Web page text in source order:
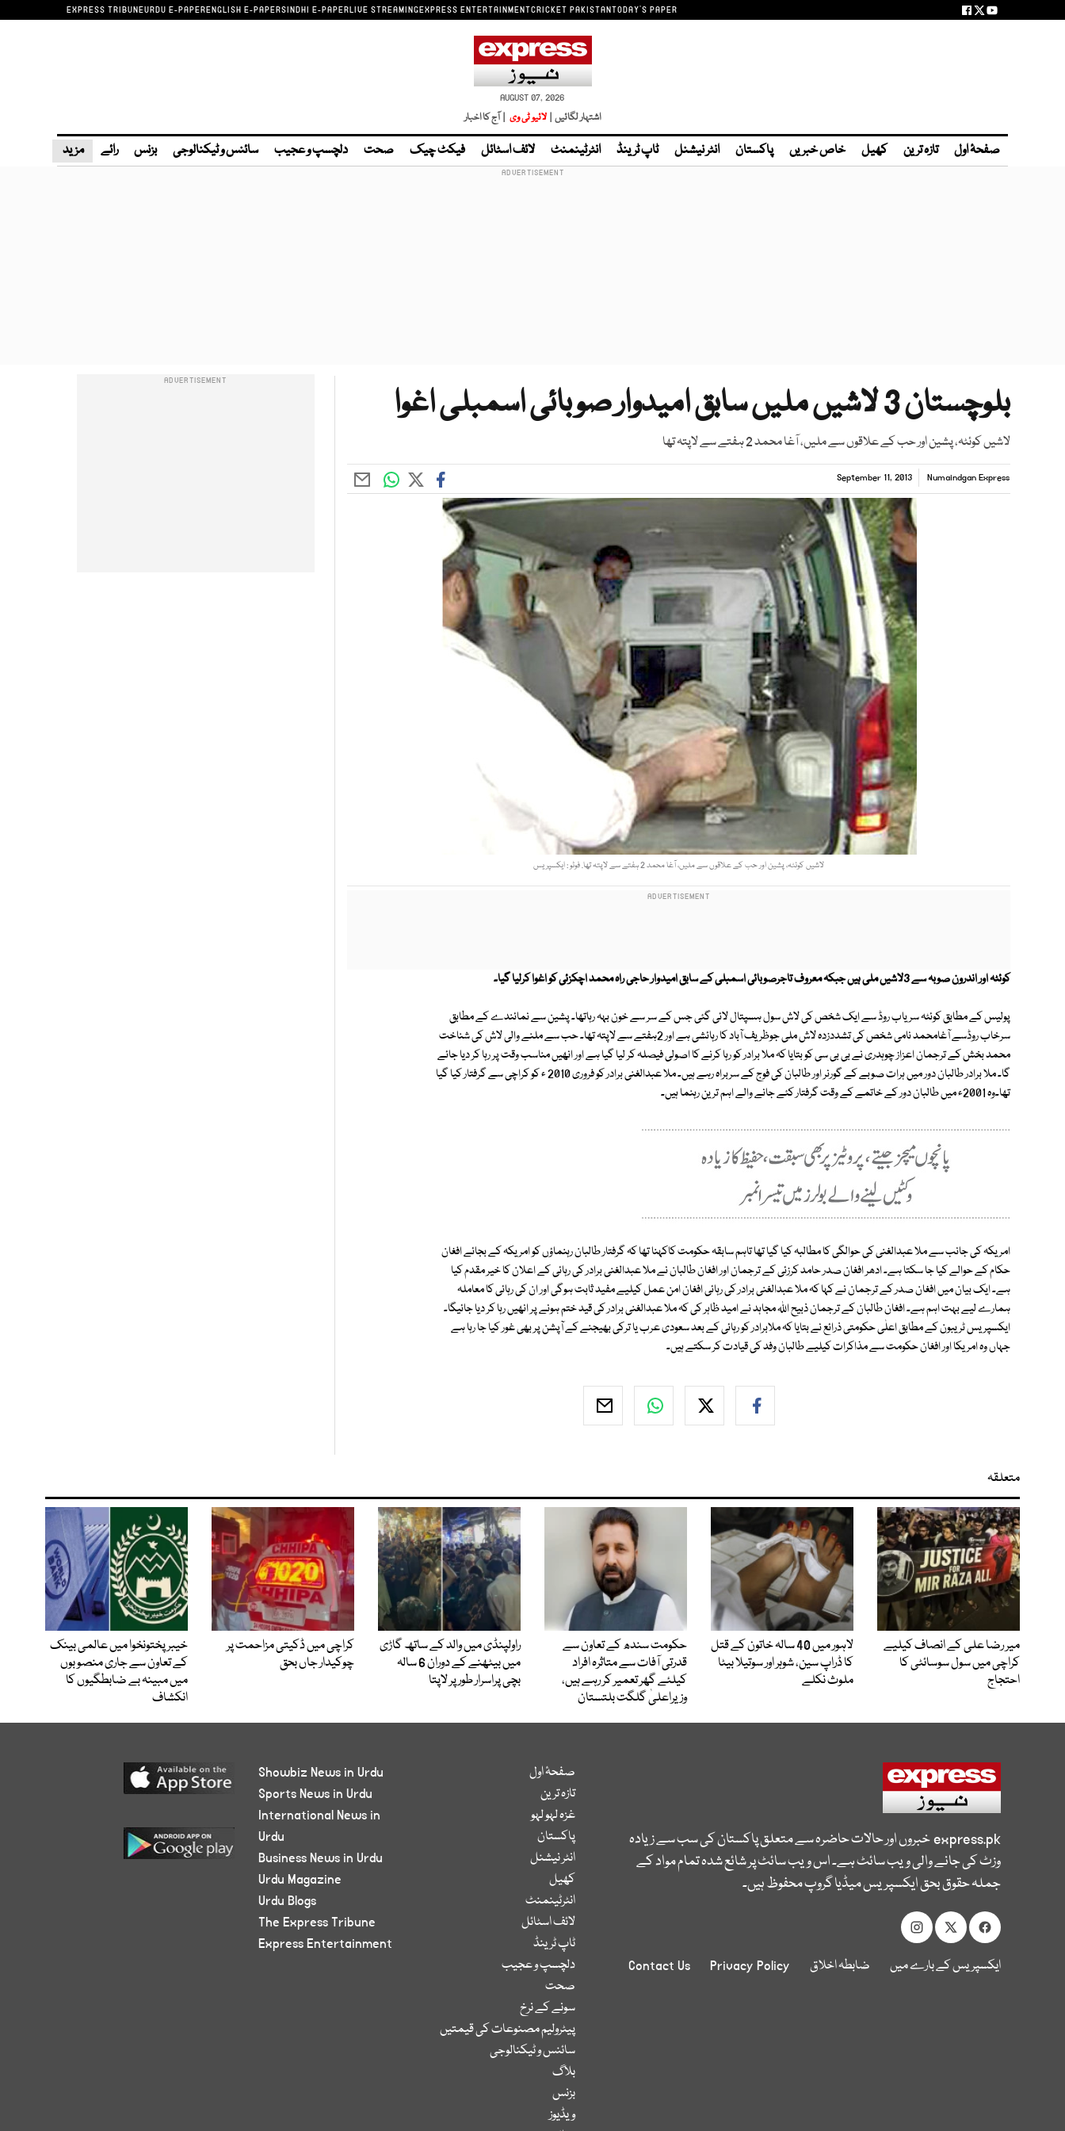
EXPRESS TRIBUNEURDU E-PAPERENGLISH E-PAPERSINDHI E-PAPERLIVE STREAMINGEXPRESS ENTERTAINMENTCRICKET PAKISTANTODAY'S PAPER
AUGUST 07, 2026
اشتہار لگائیں | لائیو ٹی وی | آج کا اخبار
صفحۂ اول تازہ ترین کھیل خاص خبریں پاکستان انٹر نیشنل ٹاپ ٹرینڈ انٹرٹینمنٹ لائف اسٹائل فیکٹ چیک صحت دلچسپ و عجیب سائنس و ٹیکنالوجی بزنس رائے مزید
بلوچستان 3 لاشیں ملیں سابق امیدوار صوبائی اسمبلی اغوا
لاشیں کوئٹہ، پشین اور حب کے علاقوں سے ملیں، آغا محمد 2 ہفتے سے لاپتہ تھا
Numaindgan Express
September 11, 2013
لاشیں کوئٹہ، پشین اور حب کے علاقوں سے ملیں، آغا محمد 2 ہفتے سے لاپتہ تھا. فوٹو : ایکسپریس
کوئٹہ اور اندرون صوبہ سے 3لاشیں ملی ہیں جبکہ معروف تاجرصوبائی اسمبلی کے سابق امیدوار حاجی راہ محمد اچکزئی کو اغوا کرلیا گیا۔
پولیس کے مطابق کوئٹہ سریاب روڈ سے ایک شخص کی لاش سول ہسپتال لائی گئی جس کے سر سے خون بہہ رہاتھا۔ پشین سے نمائندے کے مطابق
سرخاب روڈسے آغامحمد نامی شخص کی تشددزدہ لاش ملی جوظریف آباد کا رہائشی ہے اور 2ہفتے سے لاپتہ تھا۔ حب سے ملنے والی لاش کی شناخت
محمد بخش کے ترجمان اعزاز چوہدری نے بی بی سی کو بتایا کہ ملا برادر کو رہا کرنے کا اصولی فیصلہ کر لیا گیا ہے اور انھیں مناسب وقت پر رہا کر دیا جائے
گا۔ ملا برادر طالبان دور میں ہرات صوبے کے گورنر اور طالبان کی فوج کے سربراہ رہے ہیں۔ ملا عبدالغنی برادر کو فروری 2010 ء کو کراچی سے گرفتار کیا گیا
تھا۔وہ 2001ء میں طالبان دور کے خاتمے کے وقت گرفتار کئے جانے والے اہم ترین رہنما ہیں۔
امریکہ کی جانب سے ملا عبدالغنی کی حوالگی کا مطالبہ کیا گیا تھا تاہم سابقہ حکومت کاکہنا تھا کہ گرفتار طالبان رہنماؤں کو امریکہ کے بجائے افغان
حکام کے حوالے کیا جا سکتا ہے۔ ادھر افغان صدر حامد کرزئی کے ترجمان اور افغان طالبان نے ملا عبدالغنی برادر کی رہائی کے اعلان کا خیر مقدم کیا
ہے۔ ایک بیان میں افغان صدر کے ترجمان نے کہا کہ ملا عبدالغنی برادر کی رہائی افغان امن عمل کیلیے مفید ثابت ہوگی اور ان کی رہائی کا معاملہ
ہمارے لیے بہت اہم ہے۔ افغان طالبان کے ترجمان ذبیح اللہ مجاہد نے امید ظاہر کی کہ ملا عبدالغنی برادر کی قید ختم ہونے پر انھیں رہا کر دیا جائیگا۔
ایکسپریس ٹریبون کے مطابق اعلٰی حکومتی ذرائع نے بتایا کہ ملابرادر کو رہائی کے بعد سعودی عرب یا ترکی بھیجنے کے آپشن پر بھی غور کیا جا رہا ہے
جہاں وہ امریکا اور افغان حکومت سے مذاکرات کیلیے طالبان وفد کی قیادت کر سکتے ہیں۔
متعلقہ
میر رضا علی کے انصاف کیلیے
کراچی میں سول سوسائٹی کا
احتجاج
لاہور میں 40 سالہ خاتون کے قتل
کا ڈراپ سین، شوہر اور سوتیلا بیٹا
ملوث نکلے
حکومت سندھ کے تعاون سے
قدرتی آفات سے متاثرہ افراد
کیلئے گھر تعمیر کر رہے ہیں،
وزیراعلیٰ گلگت بلتستان
راولپنڈی میں والد کے ساتھ گاڑی
میں بیٹھنے کے دوران 6 سالہ
بچی پراسرار طور پر لاپتا
کراچی میں ڈکیتی مزاحمت پر
چوکیدار جاں بحق
خیبرپختونخوا میں عالمی بینک
کے تعاون سے جاری منصوبوں
میں مبینہ بے ضابطگیوں کا
انکشاف
express.pkخبروں اور حالات حاضرہ سے متعلق پاکستان کی سب سے زیادہ
وزٹ کی جانے والی ویب سائٹ ہے۔ اس ویب سائٹ پر شائع شدہ تمام مواد کے
جملہ حقوق بحق ایکسپریس میڈیا گروپ محفوظ ہیں۔
ایکسپریس کے بارے میں ضابطہ اخلاق Privacy Policy
Contact Us
صفحۂ اول
تازہ ترین
غزہ لہو لہو
پاکستان
انٹر نیشنل
کھیل
انٹرٹینمنٹ
لائف اسٹائل
ٹاپ ٹرینڈ
دلچسپ و عجیب
صحت
سونے کے نرخ
پیٹرولیم مصنوعات کی قیمتیں
سائنس و ٹیکنالوجی
بلاگ
بزنس
ویڈیوز
Showbiz News in Urdu
Sports News in Urdu
International News in
Urdu
Business News in Urdu
Urdu Magazine
Urdu Blogs
The Express Tribune
Express Entertainment